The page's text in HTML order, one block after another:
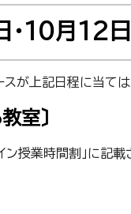
・10月
が上記日程に当て
室〕
ン授業時間割」に記